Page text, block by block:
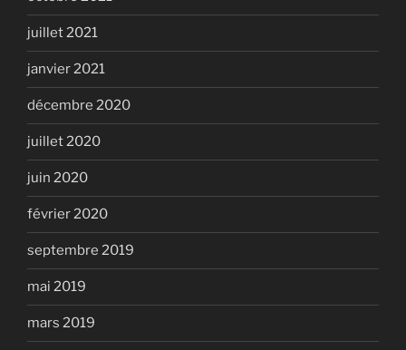
juillet 2021
janvier 2021
décembre 2020
juillet 2020
juin 2020
février 2020
septembre 2019
mai 2019
mars 2019